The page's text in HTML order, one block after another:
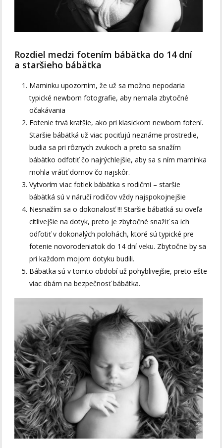
Rozdiel medzi fotením bábätka do 14 dní
a staršieho bábätka
Maminku upozorním, že už sa možno nepodaria
typické newborn fotografie, aby nemala zbytočné
očakávania
Fotenie trvá kratšie, ako pri klasickom newborn fotení.
Staršie bábätká už viac pociťujú neznáme prostredie,
budia sa pri rôznych zvukoch a preto sa snažím
bábätko odfotiť čo najrýchlejšie, aby sa s ním maminka
mohla vrátiť domov čo najskôr.
Vytvorím viac fotiek bábätka s rodičmi – staršie
bábätká sú v náručí rodičov vždy najspokojnejšie
Nesnažím sa o dokonalosť !!! Staršie bábätká su oveľa
citlivejšie na dotyk, preto je zbytočné snažiť sa ich
odfotiť v dokonalých polohách, ktoré sú typické pre
fotenie novorodeniatok do 14 dní veku. Zbytočne by sa
pri každom mojom dotyku budili.
Bábätka sú v tomto období už pohyblivejšie, preto ešte
viac dbám na bezpečnosť bábätka.